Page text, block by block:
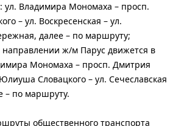
ул. Владимира Мономаха – просп.
– ул. Воскресенская – ул.
далее – по маршруту;
направлении ж/м Парус движется в
Мономаха – просп. Дмитрия
Словацкого – ул. Сечеславская
– по маршруту.
общественного транспорта